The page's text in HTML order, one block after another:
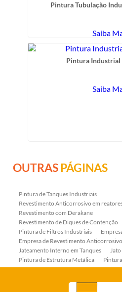
Pintura Tubulação
Saiba
Pintura Industrial
Saiba
OUTRASPÁGINAS
Pintura de Tanques Industriais
Revestimento Anticorrosivo em
Revestimento com Derakane
Revestimento de Diques de Contenção
Pintura de Filtros Industriais
Empresa de Revestimento Anticorrosivo
Jateamento Interno em Tanques
Pintura de Estrutura Metálica
Piso Epóxi Autonivelante